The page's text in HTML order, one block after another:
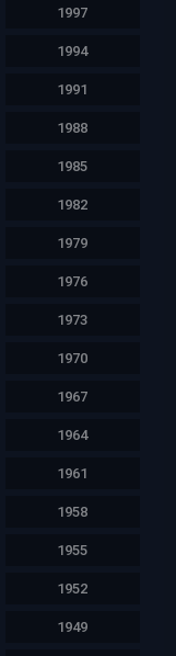
1997
1994
1991
1988
1985
1982
1979
1976
1973
1970
1967
1964
1961
1958
1955
1952
1949